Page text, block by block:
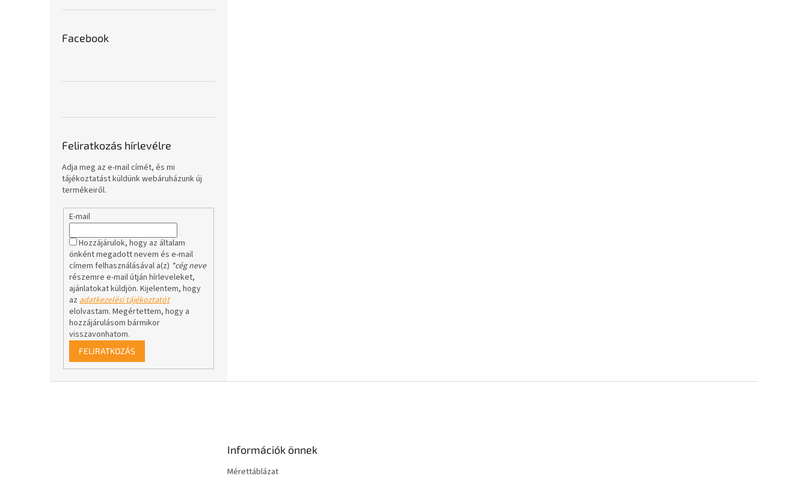
Facebook
Feliratkozás hírlevélre
Adja meg az e-mail címét, és mi
tájékoztatást küldünk webáruházunk új
termékeiről.
E-mail
Hozzájárulok, hogy az általam
önként megadott nevem és e-mail
címem felhasználásával a(z) *cég neve
részemre e-mail útján hírleveleket,
ajánlatokat küldjön. Kijelentem, hogy
azadatkezelési tájékoztatót
elolvastam. Megértettem, hogy a
hozzájárulásom bármikor
visszavonhatom.
FELIRATKOZÁS
Információk önnek
Mérettáblázat